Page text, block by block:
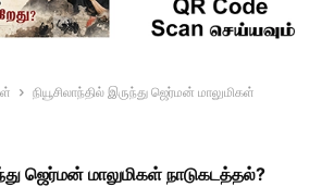
நியூசிலாந்தில் இருந்து ஜெர்மன் மாலுமிகள்
ஜெர்மன் மாலுமிகள் நாடுகடத்தல்?